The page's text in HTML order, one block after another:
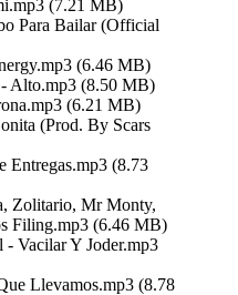
(7.21 MB)
Para Bailar (Official
(6.46 MB)
- Alto.mp3 (8.50 MB)
(6.21 MB)
(Prod. By Scars
Entregas.mp3 (8.73
Zolitario, Mr Monty,
Filing.mp3 (6.46 MB)
Vacilar Y Joder.mp3
Llevamos.mp3 (8.78